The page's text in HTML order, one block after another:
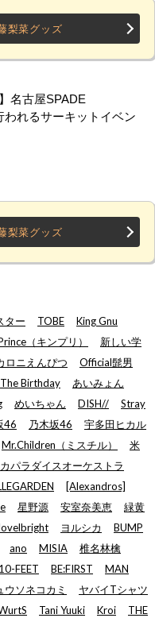
梨菜グッズ
名古屋SPADE
われるサーキットイベン
梨菜グッズ
ター TOBE
King Gnu
（キンプリ）
新しい学
ロニえんぴつ
Official髭男
The Birthday
あいみょん
めいちゃん DISH//
Stray
46 乃木坂46
宇多田ヒカル
Mr.Children（ミスチル）
米
パラダイスオーケストラ
[Alexandros]
星野源 安室奈美恵
緑黄
ヨルシカ
BUMP
ano MISIA
椎名林檎
10-FEET BE:FIRST
MAN
ウソネコカミ
ヤバイTシャツ
Tani Yuuki Kroi
THE